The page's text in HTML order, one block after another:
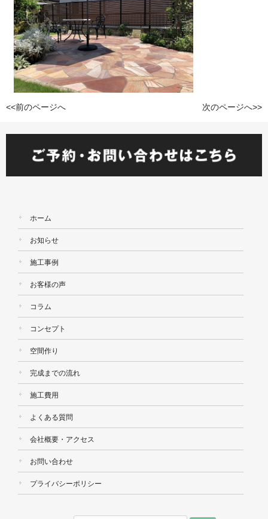
<<前のページへ 次のページへ>>
ホーム
お知らせ
施工事例
お客様の声
コラム
コンセプト
空間作り
完成までの流れ
施工費用
よくある質問
会社概要・アクセス
お問い合わせ
プライバシーポリシー